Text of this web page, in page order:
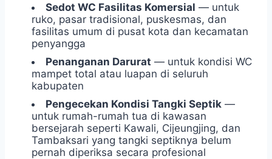
Sedot WC Fasilitas Komersial — untuk
ruko, pasar tradisional, puskesmas, dan
fasilitas umum di pusat kota dan kecamatan
penyangga
Penanganan Darurat — untuk kondisi WC
mampet total atau luapan di seluruh
kabupaten
Pengecekan Kondisi Tangki Septik —
untuk rumah-rumah tua di kawasan
bersejarah seperti Kawali, Cijeungjing, dan
Tambaksari yang tangki septiknya belum
pernah diperiksa secara profesional